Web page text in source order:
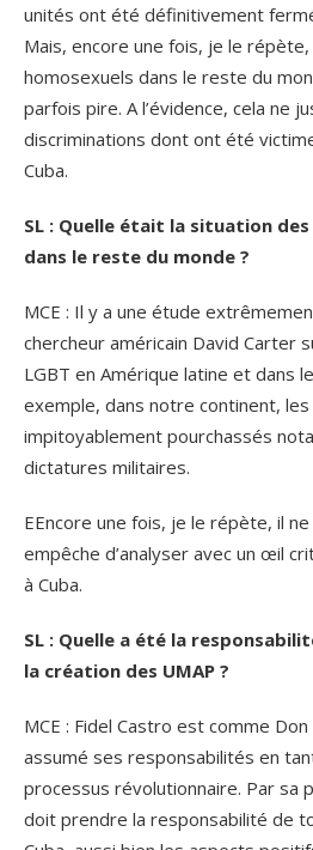
unités ont été définitivement
Mais, encore une fois, je le
homosexuels dans le reste du
parfois pire. A l’évidence, cela ne
discriminations dont ont été
Cuba.
SL : Quelle était la situation
dans le reste du monde ?
MCE : Il y a une étude
chercheur américain David Carter
LGBT en Amérique latine et dans
exemple, dans notre continent,
impitoyablement pourchassés
dictatures militaires.
EEncore une fois, je le répète, il
empêche d’analyser avec un œil
à Cuba.
SL : Quelle a été la
la création des UMAP ?
MCE : Fidel Castro est comme
assumé ses responsabilités en
processus révolutionnaire. Par sa
doit prendre la responsabilité de